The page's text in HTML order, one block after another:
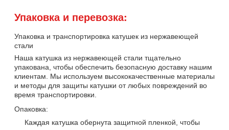
Упаковка и перевозка:
Упаковка и транспортировка катушек из нержавеющей
стали
Наша катушка из нержавеющей стали тщательно
упакована, чтобы обеспечить безопасную доставку нашим
клиентам. Мы используем высококачественные материалы
и методы для защиты катушки от любых повреждений во
время транспортировки.
Опаковка:
Каждая катушка обернута защитной пленкой, чтобы